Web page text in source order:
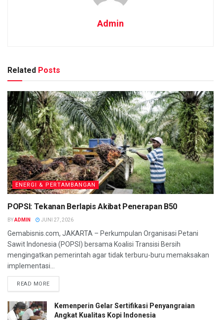
Admin
Related Posts
ENERGI & PERTAMBANGAN
POPSI: Tekanan Berlapis Akibat Penerapan B50
BYADMIN JUNI 27, 2026
Gemabisnis.com, JAKARTA – Perkumpulan Organisasi Petani
Sawit Indonesia (POPSI) bersama Koalisi Transisi Bersih
mengingatkan pemerintah agar tidak terburu-buru memaksakan
implementasi...
READ MORE
Kemenperin Gelar Sertifikasi Penyangraian
Angkat Kualitas Kopi Indonesia